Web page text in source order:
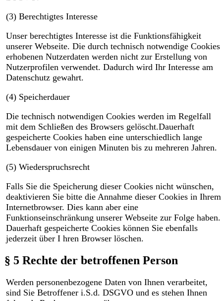
(3) Berechtigtes Interesse
Unser berechtigtes Interesse ist die Funktionsfähigkeit
unserer Webseite. Die durch technisch notwendige Cookies
erhobenen Nutzerdaten werden nicht zur Erstellung von
Nutzerprofilen verwendet. Dadurch wird Ihr Interesse am
Datenschutz gewahrt.
(4) Speicherdauer
Die technisch notwendigen Cookies werden im Regelfall
mit dem Schließen des Browsers gelöscht.Dauerhaft
gespeicherte Cookies haben eine unterschiedlich lange
Lebensdauer von einigen Minuten bis zu mehreren Jahren.
(5) Wiederspruchsrecht
Falls Sie die Speicherung dieser Cookies nicht wünschen,
deaktivieren Sie bitte die Annahme dieser Cookies in Ihrem
Internetbrowser. Dies kann aber eine
Funktionseinschränkung unserer Webseite zur Folge haben.
Dauerhaft gespeicherte Cookies können Sie ebenfalls
jederzeit über I hren Browser löschen.
§ 5 Rechte der betroffenen Person
Werden personenbezogene Daten von Ihnen verarbeitet,
sind Sie Betroffener i.S.d. DSGVO und es stehen Ihnen